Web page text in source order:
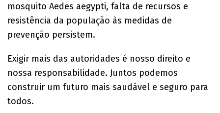
mosquito Aedes aegypti, falta de recursos e
resistência da população às medidas de
prevenção persistem.
Exigir mais das autoridades é nosso direito e
nossa responsabilidade. Juntos podemos
construir um futuro mais saudável e seguro para
todos.